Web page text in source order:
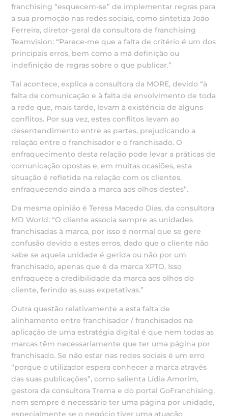
franchising “esquecem-se” de implementar regras para
a sua promoção nas redes sociais, como sintetiza João
Ferreira, diretor-geral da consultora de franchising
Teamvision: “Parece-me que a falta de critério é um dos
principais erros, bem como a má definição ou
indefinição de regras sobre o que publicar.”
Tal acontece, explica a consultora da MORE, devido “à
falta de comunicação e à falta de envolvimento de toda
a rede que, mais tarde, levam à existência de alguns
conflitos. Por sua vez, estes conflitos levam ao
desentendimento entre as partes, prejudicando a
relação entre o franchisador e o franchisado. O
enfraquecimento desta relação pode levar a práticas de
comunicação opostas e, em muitas ocasiões, esta
situação é refletida na relação com os clientes,
enfraquecendo ainda a marca aos olhos destes”.
Da mesma opinião é Teresa Macedo Dias, da consultora
MD World: “O cliente associa sempre as unidades
franchisadas à marca, por isso é normal que se gere
confusão devido a estes erros, dado que o cliente não
sabe se aquela unidade é gerida ou não por um
franchisado, apenas que é da marca XPTO. Isso
enfraquece a credibilidade da marca aos olhos do
cliente, ferindo as suas expetativas.”
Outra questão relativamente a esta falta de
alinhamento entre franchisador / franchisados na
aplicação de uma estratégia digital é que nem todas as
marcas têm necessariamente que ter uma página por
franchisado. Se não estar nas redes sociais é um erro
“porque o utilizador espera conhecer a marca através
das suas publicações”, como salienta Lídia Amorim,
gestora da consultora Trema e do portal GoFranchising,
nem sempre é necessário ter uma página por unidade,
especialmente se o negócio tiver uma atuação